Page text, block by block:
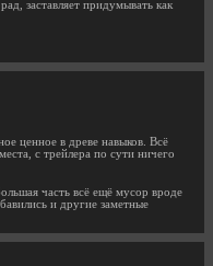
заставляет придумывать как
ценное в древе навыков. Всё
с трейлера по сути ничего
часть всё ещё мусор вроде
и другие заметные